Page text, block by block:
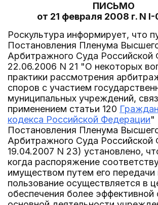
ПИСЬМО
от 21 февраля 2008 г. N
Роскультура информирует, что
Постановления Пленума
Арбитражного Суда Российской
22.06.2006 N 21 "О некоторых
практики рассмотрения
споров с участием
муниципальных учреждений,
применением статьи 120
кодекса Российской Федерации"
Постановления Пленума
Арбитражного Суда Российской
19.04.2007 N 23) установлено,
когда распоряжение
имуществом путем его передачи
пользование осуществляется в
обеспечения более эффективной